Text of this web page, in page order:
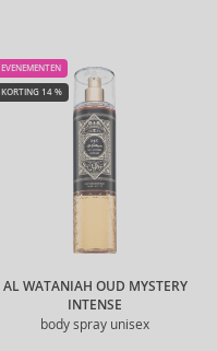
AL WATANIAH OUD MYSTERY
INTENSE
body spray unisex
EVENEMENTEN
KORTING 14 %